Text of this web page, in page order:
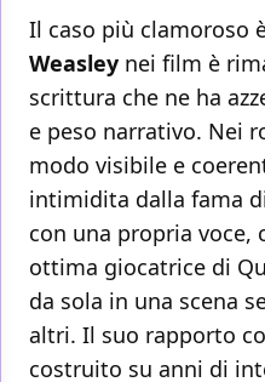
Il caso più clamoroso
Weasley nei film è
scrittura che ne ha
e peso narrativo. Nei
modo visibile e
intimidita dalla fama
con una propria voce,
ottima giocatrice di
da sola in una scena
altri. Il suo rapporto
costruito su anni di